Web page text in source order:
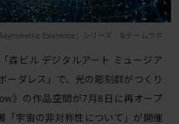
Existence」シリーズ ©チームラボ
森ビル デジタルアート ミュージア
ーダレス」で、光の彫刻群がつくり
》の作品空間が7月8日に再オープ
「宇宙の非対称性について」が開催